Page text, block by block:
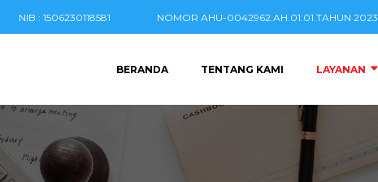
NIB : 1506230118581 NOMOR AHU-0042962.AH.01.01.TAHUN 2023
BERANDA TENTANG KAMI LAYANAN